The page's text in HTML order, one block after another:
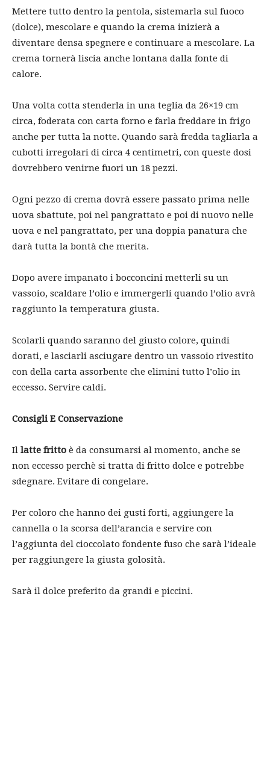
Mettere tutto dentro la pentola, sistemarla sul fuoco
(dolce), mescolare e quando la crema inizierà a
diventare densa spegnere e continuare a mescolare. La
crema tornerà liscia anche lontana dalla fonte di
calore.
Una volta cotta stenderla in una teglia da 26×19 cm
circa, foderata con carta forno e farla freddare in frigo
anche per tutta la notte. Quando sarà fredda tagliarla a
cubotti irregolari di circa 4 centimetri, con queste dosi
dovrebbero venirne fuori un 18 pezzi.
Ogni pezzo di crema dovrà essere passato prima nelle
uova sbattute, poi nel pangrattato e poi di nuovo nelle
uova e nel pangrattato, per una doppia panatura che
darà tutta la bontà che merita.
Dopo avere impanato i bocconcini metterli su un
vassoio, scaldare l’olio e immergerli quando l’olio avrà
raggiunto la temperatura giusta.
Scolarli quando saranno del giusto colore, quindi
dorati, e lasciarli asciugare dentro un vassoio rivestito
con della carta assorbente che elimini tutto l’olio in
eccesso. Servire caldi.
Consigli E Conservazione
Il latte fritto è da consumarsi al momento, anche se
non eccesso perchè si tratta di fritto dolce e potrebbe
sdegnare. Evitare di congelare.
Per coloro che hanno dei gusti forti, aggiungere la
cannella o la scorsa dell’arancia e servire con
l’aggiunta del cioccolato fondente fuso che sarà l’ideale
per raggiungere la giusta golosità.
Sarà il dolce preferito da grandi e piccini.